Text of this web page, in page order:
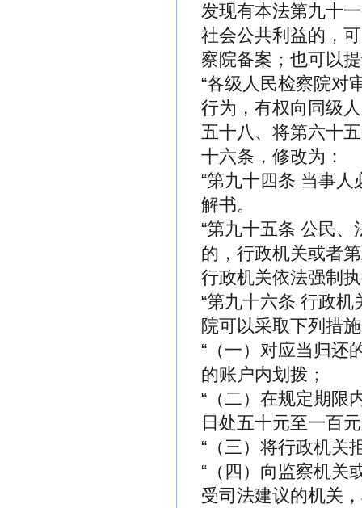
发现有本法第九十
社会公共利益的，
察院备案；也可以
“各级人民检察院对
行为，有权向同级
五十八、将第六十
十六条，修改为：
“第九十四条 当事
解书。
“第九十五条 公民
的，行政机关或者
行政机关依法强制
“第九十六条 行政
院可以采取下列措
“（一）对应当归还
的账户内划拨；
“（二）在规定期限
日处五十元至一百
“（三）将行政机关
“（四）向监察机关
受司法建议的机关